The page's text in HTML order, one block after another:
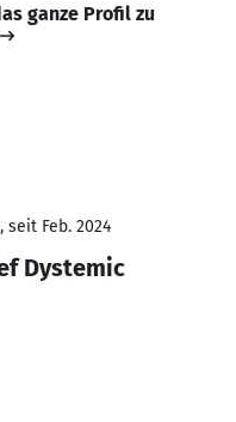
ganze Profil zu
seit Feb. 2024
Dystemic